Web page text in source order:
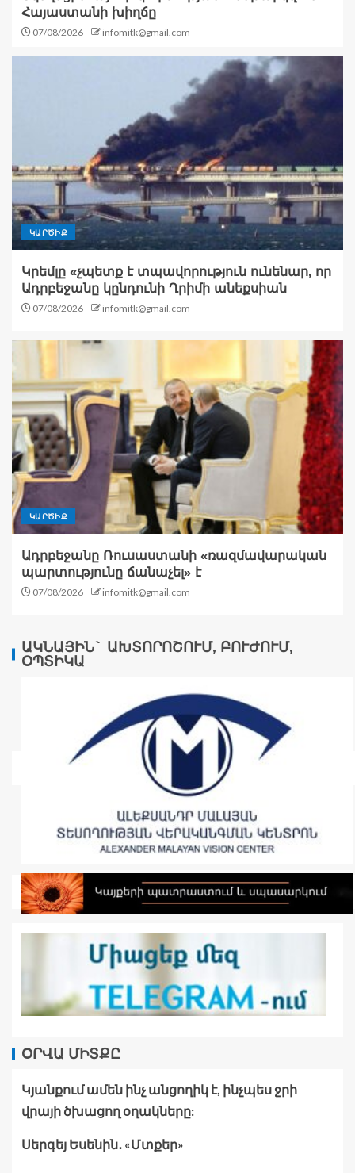
Հայաստանի խիղճը
07/08/2026 infomitk@gmail.com
ԿԱՐԾԻՔ
Կրեմլը «չպետք է տպավորություն ունենար, որ
Ադրբեջանը կընդունի Ղրիմի անեքսիան
07/08/2026 infomitk@gmail.com
ԿԱՐԾԻՔ
Ադրբեջանը Ռուսաստանի «ռազմավարական
պարտությունը ճանաչել» է
07/08/2026 infomitk@gmail.com
ԱԿՆԱՅԻՆ` ԱԽՏՈՐՈՇՈՒՄ, ԲՈՒԺՈՒՄ,
ՕՊՏԻԿԱ
ՕՐՎԱ ՄԻՏՔԸ
Կյանքում ամեն ինչ անցողիկ է, ինչպես ջրի
վրայի ծխացող օղակները:
Սերգեյ Եսենին․ «Մտքեր»